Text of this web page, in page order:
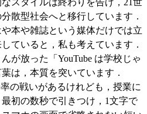
スタイルは終わりを告げ，21世
散型社会へと移行しています．
本や雑誌という媒体だけでは立
ていると，私も考えています．
が放った「YouTube は学校じゃ
は，本質を突いています．
の戦いがあるけれども，授業に
初の数秒で引きつけ，1文字で